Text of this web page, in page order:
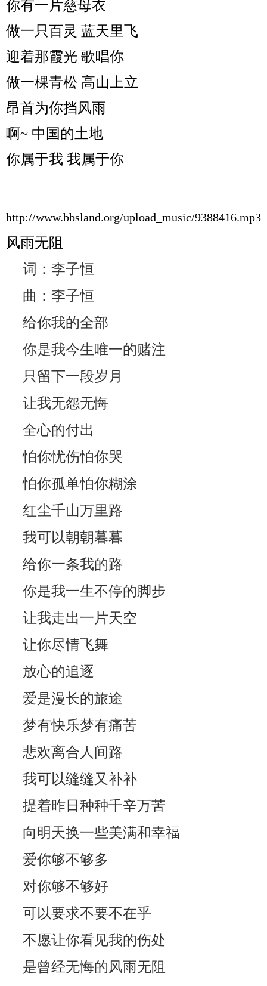
你有一片慈母衣
做一只百灵 蓝天里飞
迎着那霞光 歌唱你
做一棵青松 高山上立
昂首为你挡风雨
啊~ 中国的土地
你属于我 我属于你
http://www.bbsland.org/upload_music/9388416.mp3
风雨无阻
词：李子恒
曲：李子恒
给你我的全部
你是我今生唯一的赌注
只留下一段岁月
让我无怨无悔
全心的付出
怕你忧伤怕你哭
怕你孤单怕你糊涂
红尘千山万里路
我可以朝朝暮暮
给你一条我的路
你是我一生不停的脚步
让我走出一片天空
让你尽情飞舞
放心的追逐
爱是漫长的旅途
梦有快乐梦有痛苦
悲欢离合人间路
我可以缝缝又补补
提着昨日种种千辛万苦
向明天换一些美满和幸福
爱你够不够多
对你够不够好
可以要求不要不在乎
不愿让你看见我的伤处
是曾经无悔的风雨无阻